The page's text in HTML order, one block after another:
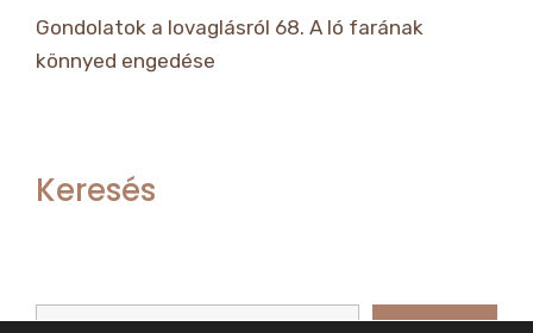
Gondolatok a lovaglásról 68. A ló farának
könnyed engedése
Keresés
Keresés